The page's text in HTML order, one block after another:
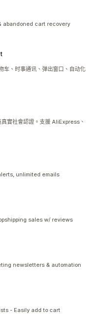
abandoned cart recovery
车、时事通讯、弹出窗口、自动化
實社會認證。支援 AliExpress、
unlimited emails
sales w/ reviews
newsletters & automation
- Easily add to cart